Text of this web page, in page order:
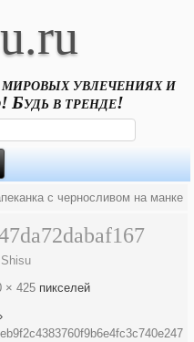
увлечениях и
Будь в тренде!
с черносливом на манке
Shisu
× 425 пикселей